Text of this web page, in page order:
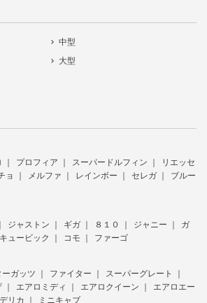
中型
大型
プロフィア スーパードルフィン
リエッセ
ョ メルファ レインボー セレガ
ブルー
ジャストン ギガ ８１０ ジャニー
ガ
キュービック コモ ファーゴ
ーガッツ ファイター
スーパーグレート
エアロミディ エアロクイーン
エアロエー
デリカ ミニキャブ